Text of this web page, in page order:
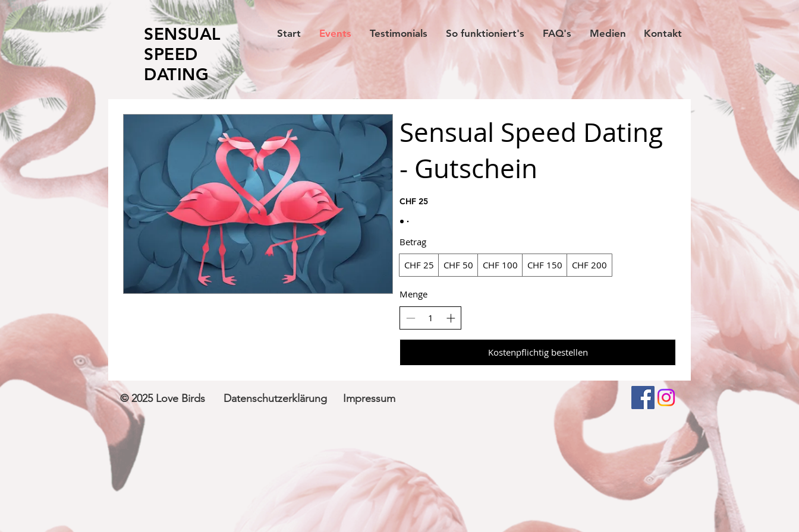
SENSUAL
SPEED
DATING
Start Events Testimonials So funktioniert's FAQ's Medien Kontakt
Sensual Speed Dating
- Gutschein
CHF 25
Betrag
CHF 25
CHF 50 CHF 100 CHF 150 CHF 200
Menge
Kostenpflichtig bestellen
© 2025 Love Birds Datenschutzerklärung Impressum